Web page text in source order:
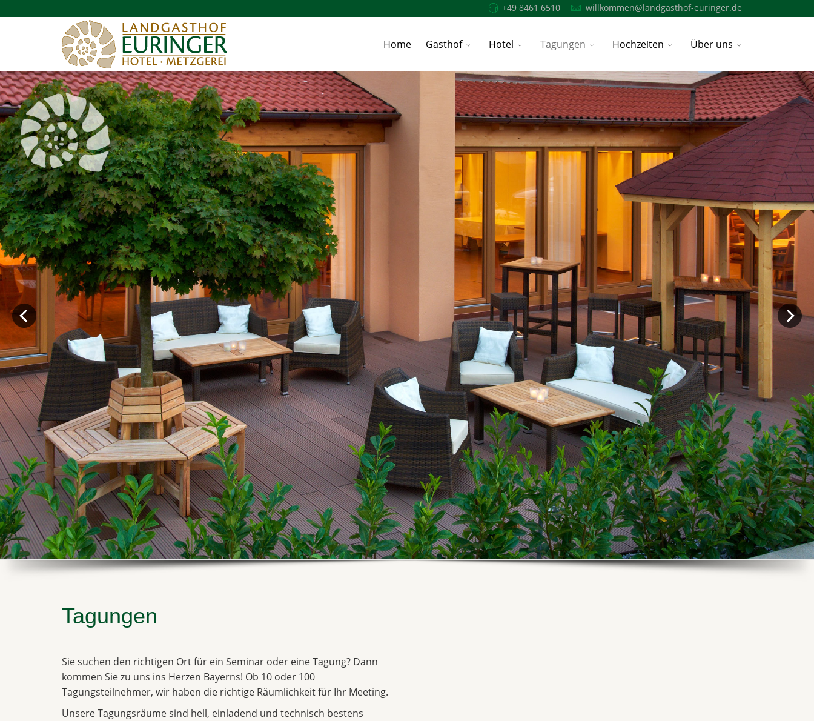
+49 8461 6510 willkommen@landgasthof-euringer.de
Home Gasthof Hotel Tagungen Hochzeiten Über uns
Tagungen
Sie suchen den richtigen Ort für ein Seminar oder eine Tagung? Dann
kommen Sie zu uns ins Herzen Bayerns! Ob 10 oder 100
Tagungsteilnehmer, wir haben die richtige Räumlichkeit für Ihr Meeting.
Unsere Tagungsräume sind hell, einladend und technisch bestens